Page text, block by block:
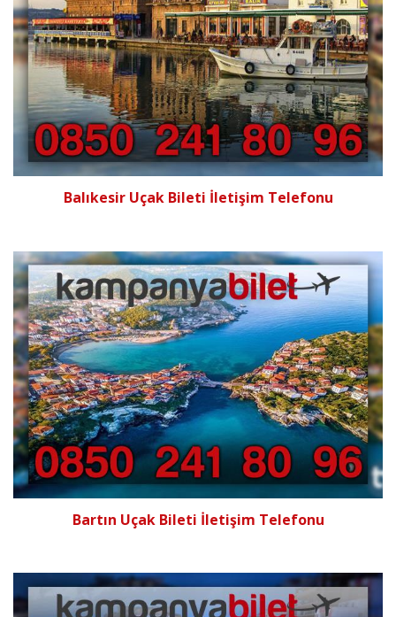
Balıkesir Uçak Bileti İletişim Telefonu
Bartın Uçak Bileti İletişim Telefonu